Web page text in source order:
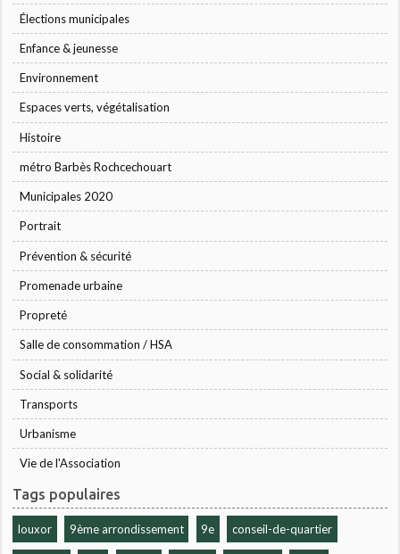
Élections municipales
Enfance & jeunesse
Environnement
Espaces verts, végétalisation
Histoire
métro Barbès Rochcechouart
Municipales 2020
Portrait
Prévention & sécurité
Promenade urbaine
Propreté
Salle de consommation / HSA
Social & solidarité
Transports
Urbanisme
Vie de l'Association
Tags populaires
louxor 9ème arrondissement 9e conseil-de-quartier